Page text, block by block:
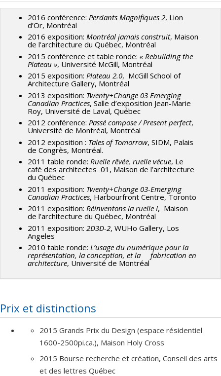
Atelier TAG, Montréal, 2008-2009
Saucier + Perrotte architectes, Montréal, 2001-2006
Frank O. Gehry & Associates / Gehry Partners, Los
Angeles, 1996-2001
2016 conférence: Perdants Magnifiques 2, Lion
d’Or, Montréal
2016 exposition: Montréal jamais construit, Maison
de l’architecture du Québec, Montréal
2015 conférence et table ronde: « Rebuilding the
Plateau », Université McGill, Montréal
2015 exposition: Plateau 2.0, McGill School of
Architecture Gallery, Montréal
2013 exposition: Twenty+Change 03 Emerging
Canadian Practices, Salle d’exposition Jean-Marie
Roy, Université de Laval, Québec
2012 conférence: Passé compose / Present perfect,
Université de Montréal, Montréal
2012 exposition : Tales of Tomorrow, SIDM, Palais
de Congrès, Montréal.
2011 table ronde: Ruelle rêvée, ruelle vécue, Le
café des architectes 01, Maison de l’architecture
du Québec
2011 exposition: Twenty+Change 03-Emerging
Canadian Practices, Harbourfront Centre, Toronto
2011 exposition: Réinventons la ruelle !, Maison
de l’architecture du Québec, Montréal
2011 exposition: 2D3D-2, WUHo Gallery, Los
Angeles
2010 table ronde: L’usage du numérique pour la
représentation, la conception, et la fabrication en
architecture, Université de Montréal
Prix et distinctions
2015 Grands Prix du Design (espace résidentiel
1600-2500pi.ca.), Maison Holy Cross
2015 Bourse recherche et création, Conseil des arts
et des lettres Québec